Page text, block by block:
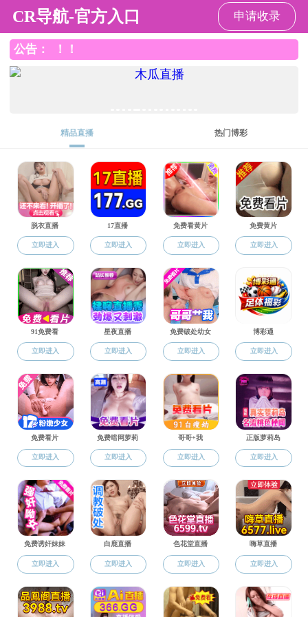
老王论坛
网站老王论坛 招生招聘>招生 >留学生招生动态
共0条 上页 下页 共0页